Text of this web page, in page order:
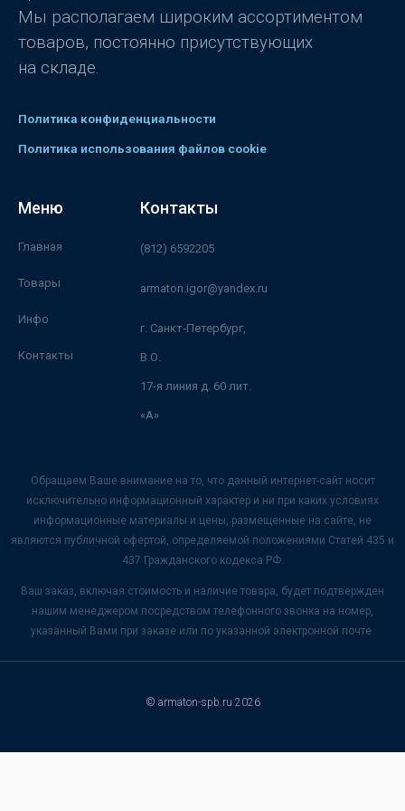
Мы располагаем широким ассортиментом
товаров, постоянно присутствующих
на складе.
Политика конфиденциальности
Политика использования файлов cookie
Меню
Главная
Товары
Инфо
Контакты
Контакты
(812) 6592205
armaton.igor@yandex.ru
г. Санкт-Петербург,
В.О.
17-я линия д. 60 лит.
«А»
Обращаем Ваше внимание на то, что данный интернет-сайт носит
исключительно информационный характер и ни при каких условиях
информационные материалы и цены, размещенные на сайте, не
являются публичной офертой, определяемой положениями Статей 435 и
437 Гражданского кодекса РФ.
Ваш заказ, включая стоимость и наличие товара, будет подтвержден
нашим менеджером посредством телефонного звонка на номер,
указанный Вами при заказе или по указанной электронной почте.
© armaton-spb.ru 2026